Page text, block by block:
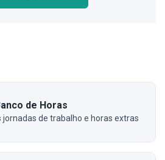
de Horas
jornadas de trabalho e horas extras